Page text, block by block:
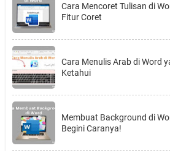
Cara Mencoret Tulisan di
Fitur Coret
Cara Menulis Arab di Word
Ketahui
Membuat Background di
Begini Caranya!